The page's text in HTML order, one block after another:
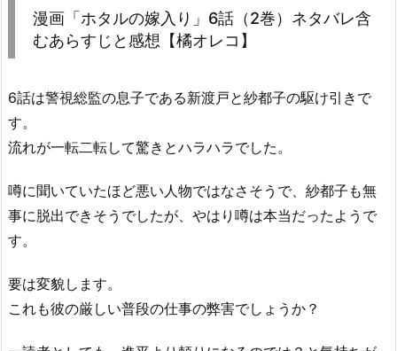
漫画「ホタルの嫁入り」6話（2巻）ネタバレ含
むあらすじと感想【橘オレコ】
6話は警視総監の息子である新渡戸と紗都子の駆け引きで
す。
流れが一転二転して驚きとハラハラでした。
噂に聞いていたほど悪い人物ではなさそうで、紗都子も無
事に脱出できそうでしたが、やはり噂は本当だったようで
す。
要は変貌します。
これも彼の厳しい普段の仕事の弊害でしょうか？